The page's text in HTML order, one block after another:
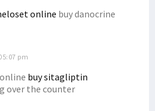
online buy danocrine
pm
buy sitagliptin
over the counter